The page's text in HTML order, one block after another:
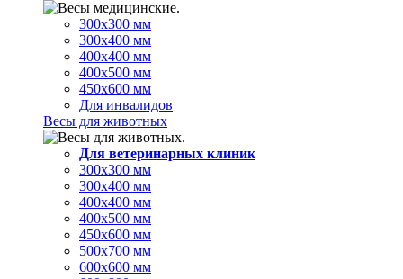
300х300 мм
300х400 мм
400х400 мм
400х500 мм
450х600 мм
Для инвалидов
Весы для животных
Для ветеринарных клиник
300х300 мм
300х400 мм
400х400 мм
400х500 мм
450х600 мм
500х700 мм
600х600 мм